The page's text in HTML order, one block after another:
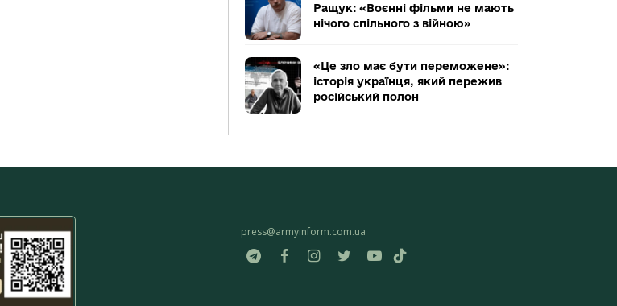
Ращук: «Воєнні фільми не мають
нічого спільного з війною»
«Це зло має бути переможене»:
історія українця, який пережив
російський полон
press@armyinform.com.ua